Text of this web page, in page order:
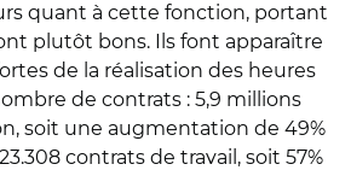
quant à cette fonction, portant
plutôt bons. Ils font apparaître
de la réalisation des heures
de contrats : 5,9 millions
soit une augmentation de 49%
contrats de travail, soit 57%